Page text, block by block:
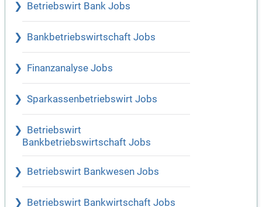
Betriebswirt Bank Jobs
Bankbetriebswirtschaft Jobs
Finanzanalyse Jobs
Sparkassenbetriebswirt Jobs
Betriebswirt
Bankbetriebswirtschaft Jobs
Betriebswirt Bankwesen Jobs
Betriebswirt Bankwirtschaft Jobs